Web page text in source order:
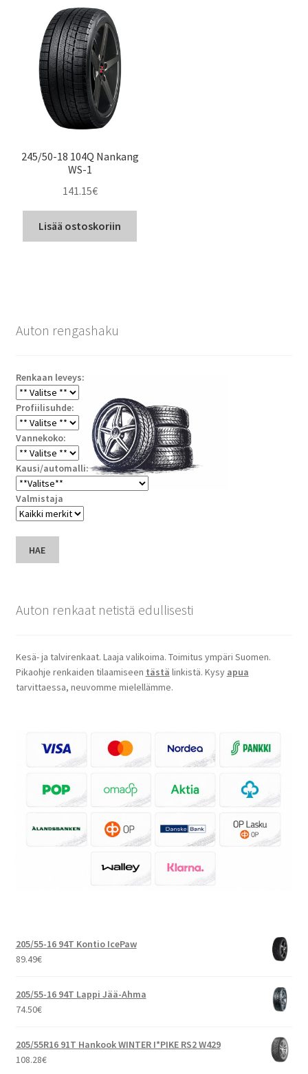
245/50-18 104Q Nankang
WS-1
141.15€
Lisää ostoskoriin
Auton rengashaku
Renkaan leveys:
Profiilisuhde:
Vannekoko:
Kausi/automalli:
Valmistaja
HAE
Auton renkaat netistä edullisesti
Kesä- ja talvirenkaat. Laaja valikoima. Toimitus ympäri Suomen.
Pikaohje renkaiden tilaamiseen tästä linkistä. Kysy apua
tarvittaessa, neuvomme mielellämme.
205/55-16 94T Kontio IcePaw
89.49€
205/55-16 94T Lappi Jää-Ahma
74.50€
205/55R16 91T Hankook WINTER I*PIKE RS2 W429
108.28€